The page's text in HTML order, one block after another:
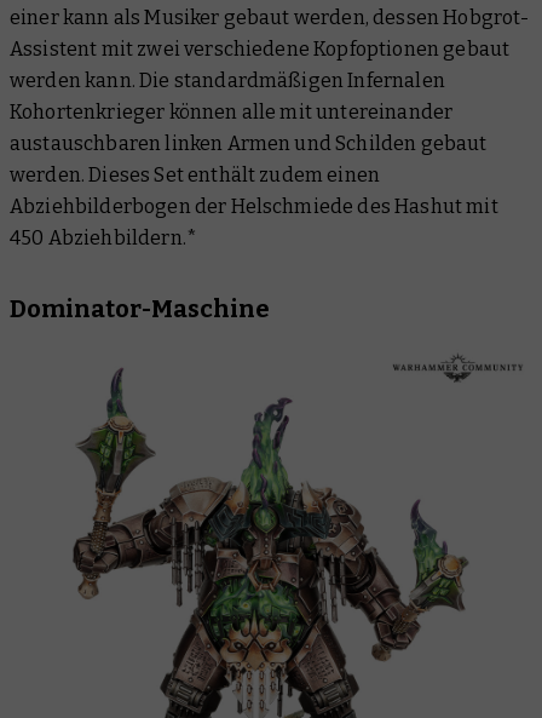
einer kann als Musiker gebaut werden, dessen Hobgrot-
Assistent mit zwei verschiedene Kopfoptionen gebaut
werden kann. Die standardmäßigen Infernalen
Kohortenkrieger können alle mit untereinander
austauschbaren linken Armen und Schilden gebaut
werden. Dieses Set enthält zudem einen
Abziehbilderbogen der Helschmiede des Hashut mit
450 Abziehbildern.*
Dominator-Maschine